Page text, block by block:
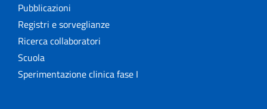
Pubblicazioni
Registri e sorveglianze
Ricerca collaboratori
Scuola
Sperimentazione clinica fase I